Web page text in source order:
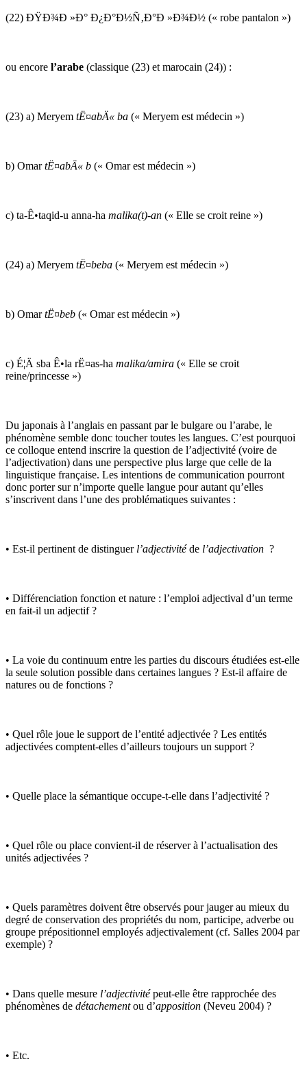
(22) ÐŸÐ¾Ð »Ð° Ð¿Ð°Ð½Ñ‚Ð°Ð »Ð¾Ð½ (« robe pantalon »)
ou encore l’arabe (classique (23) et marocain (24)) :
(23) a) Meryem tË¤abÄ« ba (« Meryem est médecin »)
b) OmartË¤abÄ« b (« Omar est médecin »)
c) ta-Ê•taqid-u anna-ha malika(t)-an (« Elle se croit reine »)
(24) a) Meryem tË¤beba (« Meryem est médecin »)
b) OmartË¤beb (« Omar est médecin »)
c) É¦Ä sba Ê•la rË¤as-ha malika/amira (« Elle se croit
reine/princesse »)
Du japonais à l’anglais en passant par le bulgare ou l’arabe, le
phénomène semble donc toucher toutes les langues. C’est pourquoi
ce colloque entend inscrire la question de l’adjectivité (voire de
l’adjectivation) dans une perspective plus large que celle de la
linguistique française. Les intentions de communication pourront
donc porter sur n’importe quelle langue pour autant qu’elles
s’inscrivent dans l’une des problématiques suivantes :
• Est-il pertinent de distinguer l’adjectivitéde l’adjectivation ?
• Différenciation fonction et nature : l’emploi adjectival d’un terme
en fait-il un adjectif ?
• La voie du continuum entre les parties du discours étudiées est-elle
la seule solution possible dans certaines langues ? Est-il affaire de
natures ou de fonctions ?
• Quel rôle joue le support de l’entité adjectivée ? Les entités
adjectivées comptent-elles d’ailleurs toujours un support ?
• Quelle place la sémantique occupe-t-elle dans l’adjectivité ?
• Quel rôle ou place convient-il de réserver à l’actualisation des
unités adjectivées ?
• Quels paramètres doivent être observés pour jauger au mieux du
degré de conservation des propriétés du nom, participe, adverbe ou
groupe prépositionnel employés adjectivalement (cf. Salles 2004 par
exemple) ?
• Dans quelle mesure l’adjectivitépeut-elle être rapprochée des
phénomènes de détachementou d’apposition (Neveu 2004) ?
• Etc.